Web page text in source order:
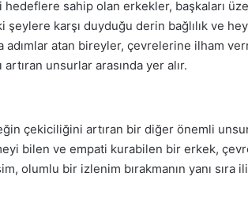
sahip olan erkekler, başkaları
şeylere karşı duyduğu derin bağlılık ve
atan bireyler, çevrelerine ilham
unsurlar arasında yer alır.
çekiciliğini artıran bir diğer önemli
bilen ve empati kurabilen bir erkek,
olumlu bir izlenim bırakmanın yanı sıra